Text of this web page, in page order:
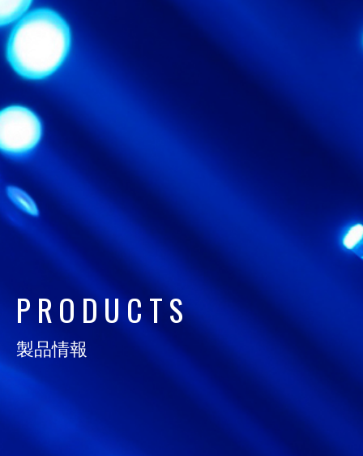
用途から探す
選定早見表から探す
技術情報
TECHNOLOGY
NTD FACT
サスティナビリティ
SUSTAINABILITY
PRO DUCTS
製品情報